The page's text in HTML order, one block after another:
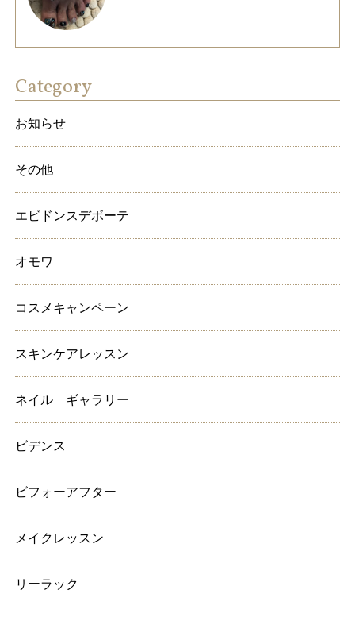
Category
お知らせ
その他
エビドンスデボーテ
オモワ
コスメキャンペーン
スキンケアレッスン
ネイル ギャラリー
ビデンス
ビフォーアフター
メイクレッスン
リーラック